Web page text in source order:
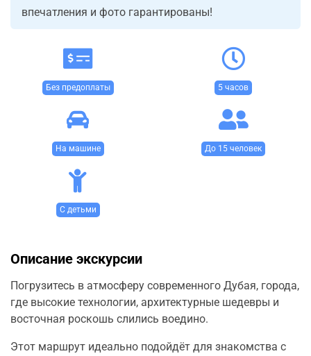
впечатления и фото гарантированы!
Без предоплаты 5 часов
На машине До 15 человек
С детьми
Описание экскурсии
Погрузитесь в атмосферу современного Дубая, города,
где высокие технологии, архитектурные шедевры и
восточная роскошь слились воедино.
Этот маршрут идеально подойдёт для знакомства с